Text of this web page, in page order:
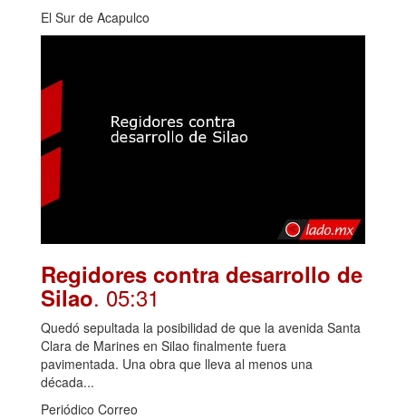
El Sur de Acapulco
Regidores contra desarrollo de
Silao. 05:31
Quedó sepultada la posibilidad de que la avenida Santa
Clara de Marines en Silao finalmente fuera
pavimentada. Una obra que lleva al menos una
década...
Periódico Correo